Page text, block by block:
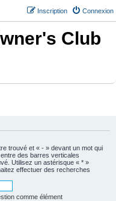
Connexion
Inscription
Club
trouvé et « - » devant un mot qui
des barres verticales
Utilisez un astérisque « * »
effectuer des recherches
comme élément